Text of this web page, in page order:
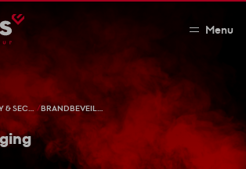
Menu
SAFETY & SECURITY / BRANDBEVEILIGING